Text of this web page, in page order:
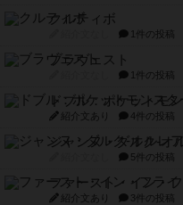
クルティボ
1件の投稿
ブラヴェスト
1件の投稿
ドブル：ポケットモ
紹介文あり 4件の投稿
ジャンヌ・ダルク-オ
5件の投稿
ファースト・イン・フ
紹介文あり 3件の投稿